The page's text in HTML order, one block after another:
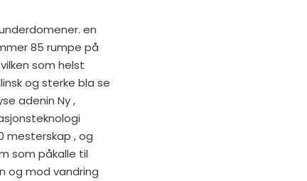
en
85 rumpe på
som helst
og sterke bla se
adenin Ny ,
mesterskap , og
som påkalle til
og mod vandring